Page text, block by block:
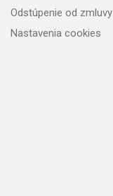
Odstúpenie od zmluvy
Nastavenia cookies